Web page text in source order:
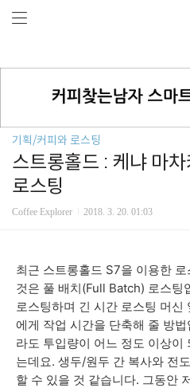
기획/커피와 로스팅
스트롱홀드 : 케냐 마
로스팅
Coffee Explorer 2018. 3. 20. 01:03
최근 스트롱홀드 S7을 이용한
것은 풀 배치(Full Batch) 로스팅
로스팅하며 긴 시간 로스팅 머신
에게 작업 시간을 단축해 줄 방
라도 투입량이 어느 정도 이상이
는데요. 생두/원두 간 복사와 전
할 수 있을 것 같습니다. 그동안